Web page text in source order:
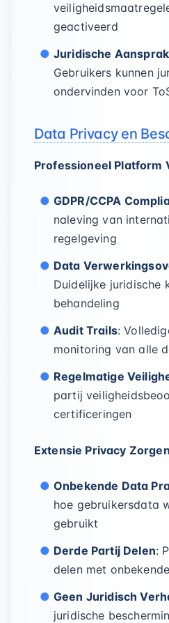
geactiveerd
Juridische
Gebruikers kunnen
ondervinden voor
Data Privacy en
Professioneel Platform
GDPR/CCPA
naleving van
regelgeving
Data
Duidelijke juridische
behandeling
Audit Trails:
monitoring van alle
Regelmatige
partij
certificeringen
Extensie Privacy
Onbekende Data
hoe gebruikersdata
gebruikt
Derde Partij Delen:
delen met
Geen Juridisch
juridische